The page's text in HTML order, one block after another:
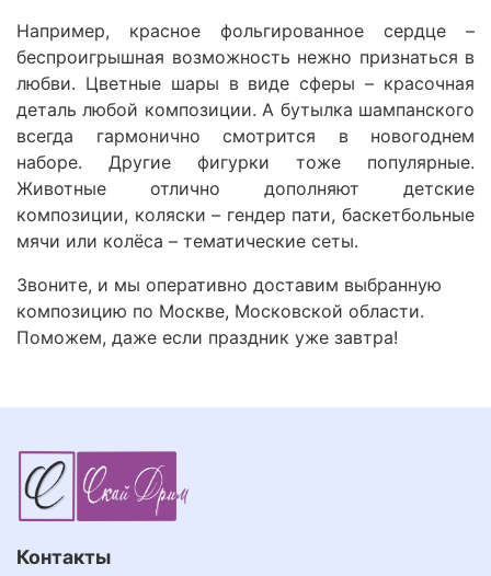
Например, красное фольгированное сердце –
беспроигрышная возможность нежно признаться в
любви. Цветные шары в виде сферы – красочная
деталь любой композиции. А бутылка шампанского
всегда гармонично смотрится в новогоднем
наборе. Другие фигурки тоже популярные.
Животные отлично дополняют детские
композиции, коляски – гендер пати, баскетбольные
мячи или колёса – тематические сеты.
Звоните, и мы оперативно доставим выбранную
композицию по Москве, Московской области.
Поможем, даже если праздник уже завтра!
Контакты